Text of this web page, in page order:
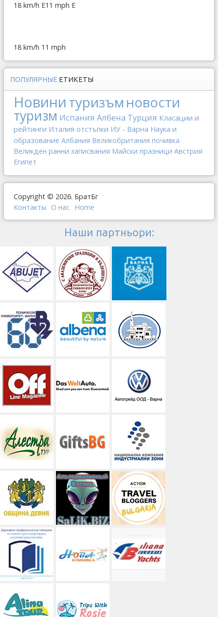
18 km/h E11 mph E
18 km/h 11 mph
ПОПУЛЯРНЫЕ ЕТИКЕТЫ
Новинитуризъм новости
туризм Испания Албена Турция Класации и
рейтинги Италия отстъпки ИУ - Варна Наука и
образование Албания Великобритания почивка
Великден ранни записвания Майски празници Австрия
Египет
Copyright © 2026. БратБг
Контакты
О наc Home
Наши партньори: